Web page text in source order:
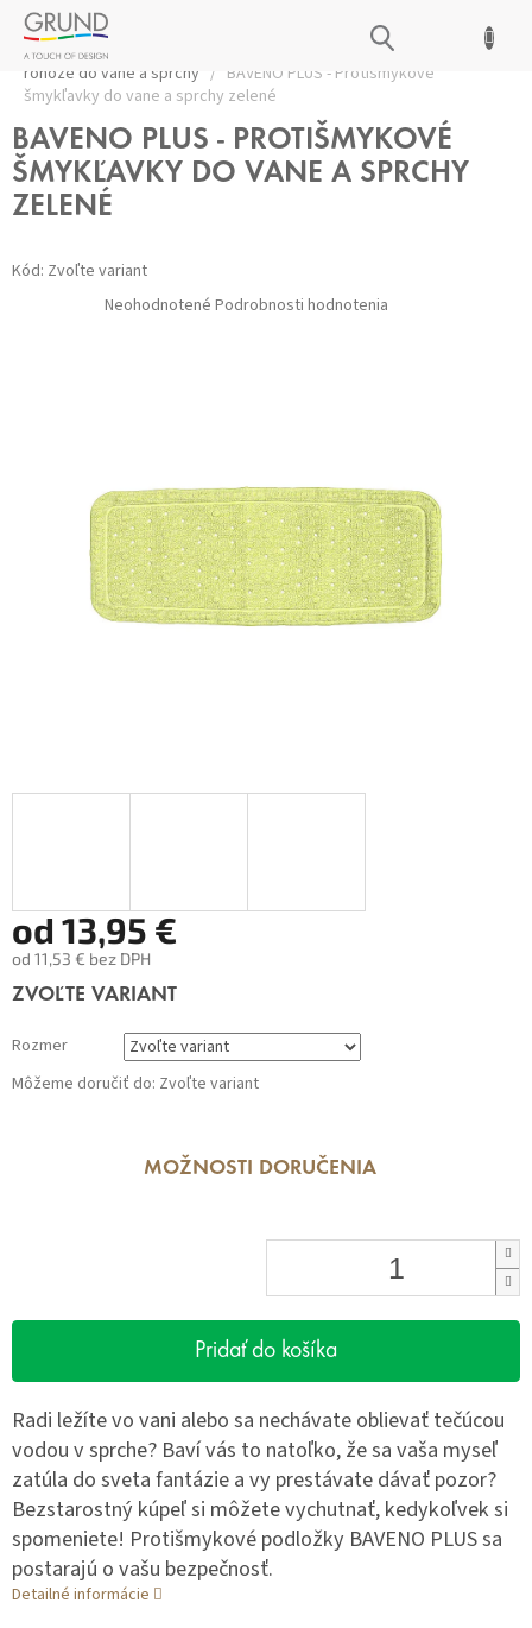
Prejsť
obsah
NÁKUPNÝ
Domov
/ Kúpeľňové doplnky
Protišmykové
rohože do vane a sprchy / BAVENO PLUS - Protišmykové
šmykľavky do vane a sprchy zelené
BAVENO PLUS - PROTIŠMYKOVÉ
ŠMYKĽAVKY DO VANE A SPRCHY
ZELENÉ
Kód: Zvoľte variant
Priemerné
hodnotenie
Neohodnotené Podrobnosti hodnotenia
od 13,95 €
od 11,53 € bez DPH
Jednotková
ZVOĽTE VARIANT
Rozmer
Môžeme doručiť do: Zvoľte variant
MOŽNOSTI DORUČENIA
Pridať do košíka
Radi ležíte vo vani alebo sa nechávate oblievať tečúcou
vodou v sprche? Baví vás to natoľko, že sa vaša myseľ
zatúla do sveta fantázie a vy prestávate dávať pozor?
Bezstarostný kúpeľ si môžete vychutnať, kedykoľvek si
spomeniete! Protišmykové podložky BAVENO PLUS sa
postarajú o vašu bezpečnosť.
Detailné informácie